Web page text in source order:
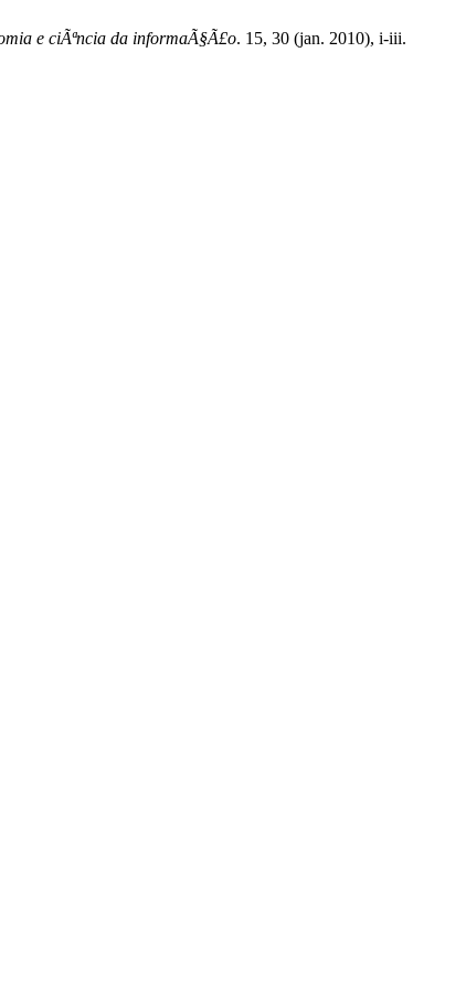
e ciÃªncia da informaÃ§Ã£o. 15, 30 (jan. 2010), i-iii.